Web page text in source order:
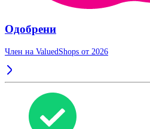
Одобрени
Член на ValuedShops от 2026